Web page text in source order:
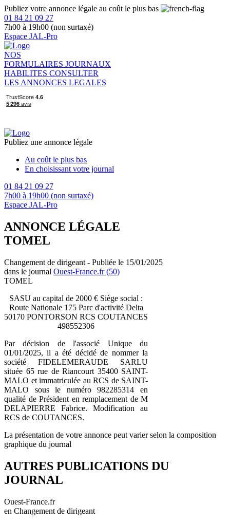
Publiez votre annonce légale au coût le plus bas
01 84 21 09 27
7h00 à 19h00 (non surtaxé)
Espace JAL-Pro
NOS
FORMULAIRES JOURNAUX
HABILITES CONSULTER
LES ANNONCES LEGALES
Publiez une annonce légale
Au coût le plus bas
En choisissant votre journal
01 84 21 09 27
7h00 à 19h00 (non surtaxé)
Espace JAL-Pro
ANNONCE LÉGALE
TOMEL
Changement de dirigeant - Publiée le 15/01/2025
dans le journal Ouest-France.fr (50)
TOMEL
SASU au capital de 2000 € Siège social :
Route Nationale 175 Parc d'activité Delta
50170 PONTORSON RCS COUTANCES
498552306
Par décision de l'associé Unique du
01/01/2025, il a été décidé de nommer la
société FIDELEMERAUDE SARLU
située 65 rue de Riancourt 35400 SAINT-
MALO et immatriculée au RCS de SAINT-
MALO sous le numéro 982285314 en
qualité de Président en remplacement de M
DELAPIERRE Fabrice. Modification au
RCS de COUTANCES.
La présentation de votre annonce peut varier selon la composition
graphique du journal
AUTRES PUBLICATIONS DU
JOURNAL
Ouest-France.fr
en Changement de dirigeant